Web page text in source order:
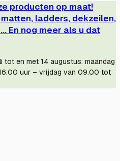
producten op maat!
ladders, dekzeilen,
En nog meer als u dat
tot en met 14 augustus: maandag
uur – vrijdag van 09.00 tot